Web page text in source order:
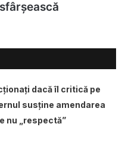
dacă îl critică pe
susține amendarea
nu „respectă”